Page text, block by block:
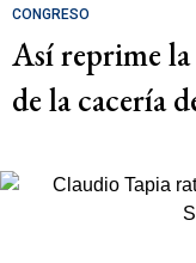
CONGRESO
Así reprime
de la cacería